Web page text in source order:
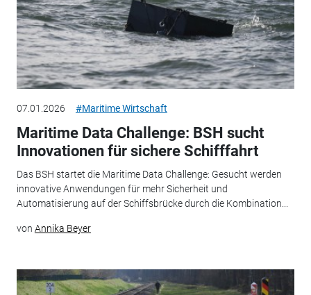
07.01.2026 #Maritime Wirtschaft
Maritime Data Challenge: BSH sucht
Innovationen für sichere Schifffahrt
Das BSH startet die Maritime Data Challenge: Gesucht werden
innovative Anwendungen für mehr Sicherheit und
Automatisierung auf der Schiffsbrücke durch die Kombination...
von Annika Beyer